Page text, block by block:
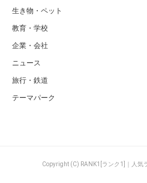
生き物・ペット
教育・学校
企業・会社
ニュース
旅行・鉄道
テーマパーク
Copyright (C) RANK1[ランク1]｜人気